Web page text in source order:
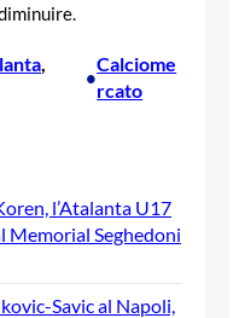
•
Calciome
rcato
l’Atalanta U17
Memorial Seghedoni
Savic al Napoli,